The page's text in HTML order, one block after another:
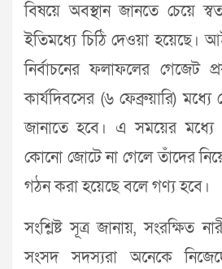
বিষয়ে অবস্থান জানতে চেয়ে
ইতিমধ্যে চিঠি দেওয়া হয়েছে।
নির্বাচনের ফলাফলের গেজেট
কার্যদিবসের (৬ ফেব্রুয়ারি)
জানাতে হবে। এ সময়ের মধ্যে
কোনো জোটে না গেলে তাঁদের
গঠন করা হয়েছে বলে গণ্য হবে।
সংশ্লিষ্ট সূত্র জানায়, সংরক্ষিত
সংসদ সদস্যরা অনেকে